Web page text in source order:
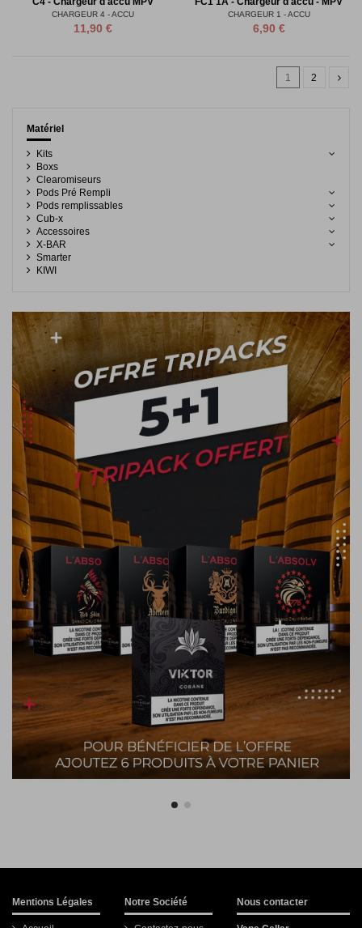
CHARGEUR 4 - ACCU
11,90 €
CHARGEUR 1 - ACCU
6,90 €
1 2
Matériel
Kits
Boxs
Clearomiseurs
Pods Pré Rempli
Pods remplissables
Cub-x
Accessoires
X-BAR
Smarter
KIWI
Mentions Légales Notre Société Nous contacter